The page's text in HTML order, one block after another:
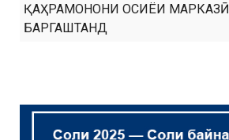
ҚАҲРАМОНОНИ ОСИЁИ МАРКАЗӢ
БАРГАШТАНД